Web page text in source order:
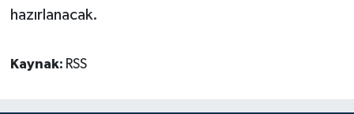
hazırlanacak.
Kaynak: RSS